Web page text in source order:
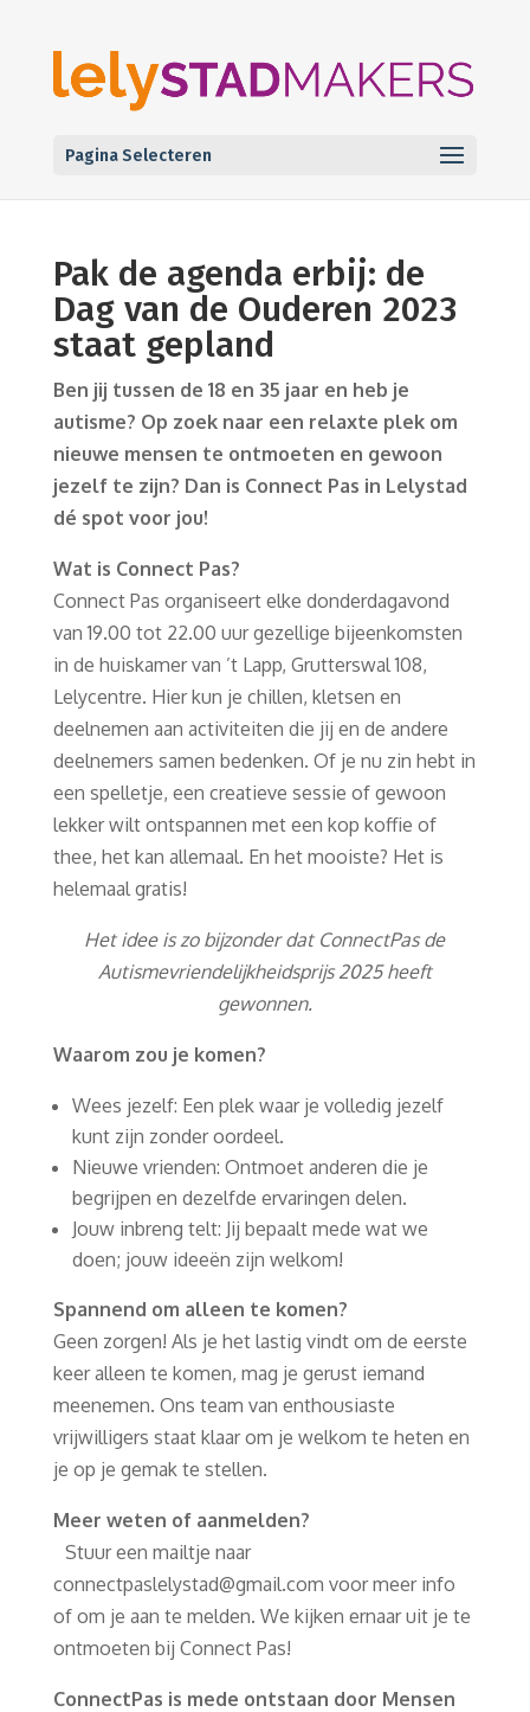
Pagina Selecteren
Pak de agenda erbij: de
Dag van de Ouderen 2023
staat gepland
Ben jij tussen de 18 en 35 jaar en heb je
autisme? Op zoek naar een relaxte plek om
nieuwe mensen te ontmoeten en gewoon
jezelf te zijn? Dan is Connect Pas in Lelystad
dé spot voor jou!​
Wat is Connect Pas?
Connect Pas organiseert elke donderdagavond
van 19.00 tot 22.00 uur gezellige bijeenkomsten
in de huiskamer van ’t Lapp, Grutterswal 108,
Lelycentre. Hier kun je chillen, kletsen en
deelnemen aan activiteiten die jij en de andere
deelnemers samen bedenken. Of je nu zin hebt in
een spelletje, een creatieve sessie of gewoon
lekker wilt ontspannen met een kop koffie of
thee, het kan allemaal. En het mooiste? Het is
helemaal gratis! ​
Het idee is zo bijzonder dat ConnectPas de
Autismevriendelijkheidsprijs 2025 heeft
gewonnen.
Waarom zou je komen?
Wees jezelf: Een plek waar je volledig jezelf
kunt zijn zonder oordeel.​
Nieuwe vrienden: Ontmoet anderen die je
begrijpen en dezelfde ervaringen delen.
Jouw inbreng telt: Jij bepaalt mede wat we
doen; jouw ideeën zijn welkom!
Spannend om alleen te komen?
Geen zorgen! Als je het lastig vindt om de eerste
keer alleen te komen, mag je gerust iemand
meenemen. Ons team van enthousiaste
vrijwilligers staat klaar om je welkom te heten en
je op je gemak te stellen. ​
Meer weten of aanmelden?
Stuur een mailtje naar
connectpaslelystad@gmail.com voor meer info
of om je aan te melden. We kijken ernaar uit je te
ontmoeten bij Connect Pas!
ConnectPas is mede ontstaan door Mensen